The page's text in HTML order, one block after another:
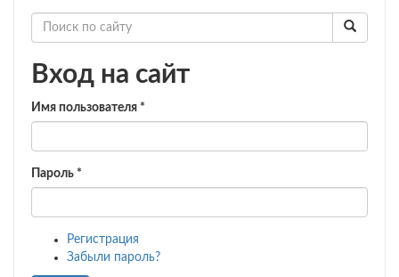
Вход на сайт
Имя пользователя *
Пароль *
Регистрация
Забыли пароль?